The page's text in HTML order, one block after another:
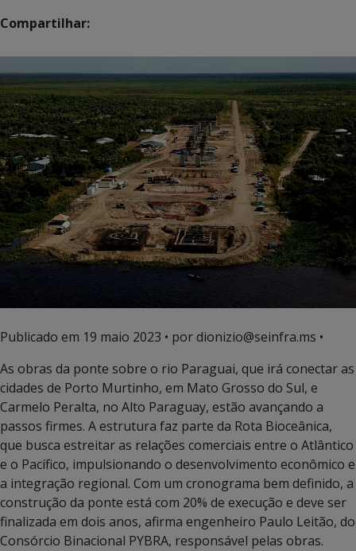
Compartilhar:
Publicado em 19 maio 2023 • por dionizio@seinfra.ms •
As obras da ponte sobre o rio Paraguai, que irá conectar as
cidades de Porto Murtinho, em Mato Grosso do Sul, e
Carmelo Peralta, no Alto Paraguay, estão avançando a
passos firmes. A estrutura faz parte da Rota Bioceânica,
que busca estreitar as relações comerciais entre o Atlântico
e o Pacífico, impulsionando o desenvolvimento econômico e
a integração regional. Com um cronograma bem definido, a
construção da ponte está com 20% de execução e deve ser
finalizada em dois anos, afirma engenheiro Paulo Leitão, do
Consórcio Binacional PYBRA, responsável pelas obras.